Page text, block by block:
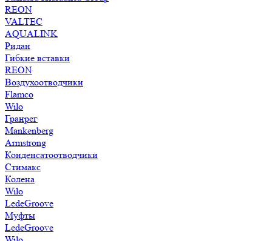
REON
VALTEC
AQUALINK
Ридан
Гибкие вставки
REON
Воздухоотводчики
Flamco
Wilo
Гранрег
Mankenberg
Armstrong
Конденсатоотводчики
Стимакс
Колена
Wilo
LedeGroove
Муфты
LedeGroove